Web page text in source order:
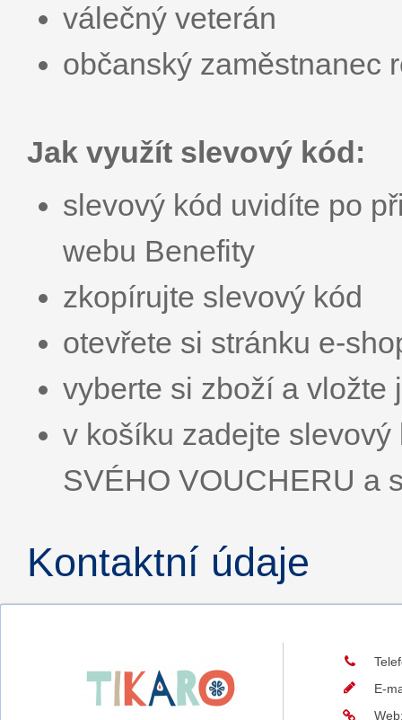
válečný veterán
občanský zaměstnanec
Jak využít slevový kód:
slevový kód uvidíte po
webu Benefity
zkopírujte slevový kód
otevřete si stránku e-
vyberte si zboží a vložte
v košíku zadejte
SVÉHO VOUCHERU a
Kontaktní údaje
E-